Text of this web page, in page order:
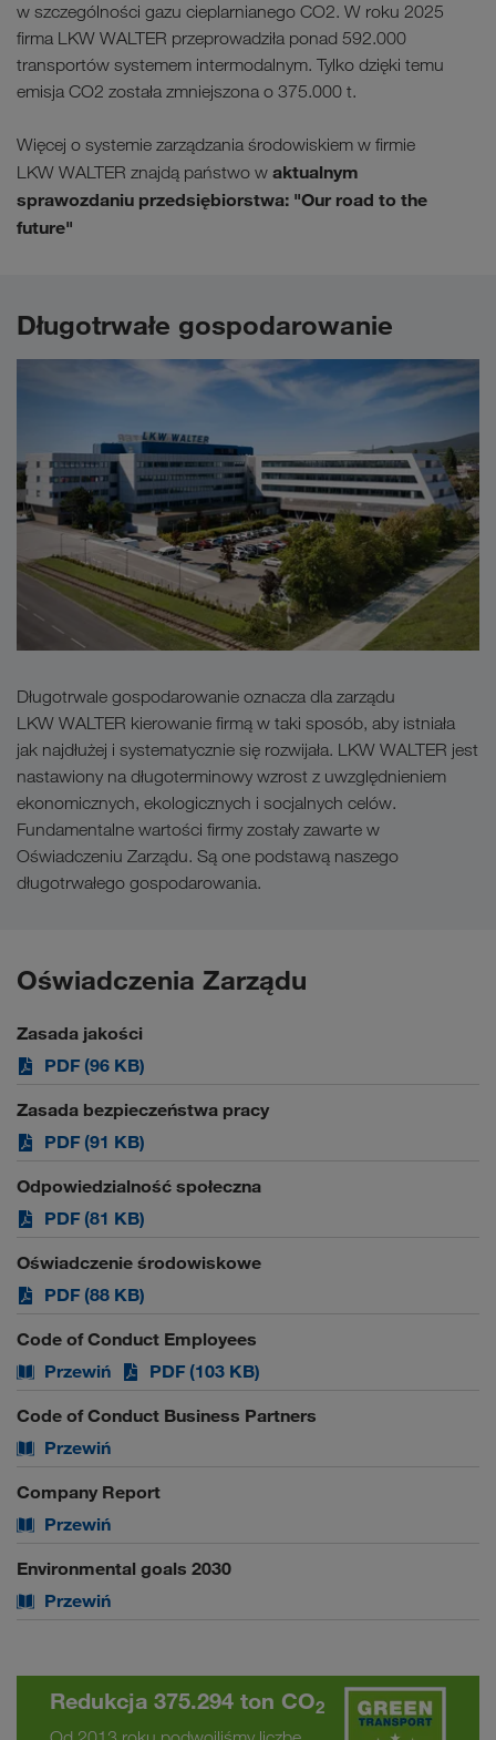
w szczególności gazu cieplarnianego CO2. W roku 2025
firma LKW WALTER przeprowadziła ponad 592.000
transportów systemem intermodalnym. Tylko dzięki temu
emisja CO2 została zmniejszona o 375.000 t.
Więcej o systemie zarządzania środowiskiem w firmie
LKW WALTER znajdą państwo w aktualnym
sprawozdaniu przedsiębiorstwa: "Our road to the
future"
Długotrwałe gospodarowanie
Długotrwale gospodarowanie oznacza dla zarządu
LKW WALTER kierowanie firmą w taki sposób, aby istniała
jak najdłużej i systematycznie się rozwijała. LKW WALTER jest
nastawiony na długoterminowy wzrost z uwzględnieniem
ekonomicznych, ekologicznych i socjalnych celów.
Fundamentalne wartości firmy zostały zawarte w
Oświadczeniu Zarządu. Są one podstawą naszego
długotrwałego gospodarowania.
Oświadczenia Zarządu
Zasada jakości
PDF (96 KB)
Zasada bezpieczeństwa pracy
PDF (91 KB)
Odpowiedzialność społeczna
PDF (81 KB)
Oświadczenie środowiskowe
PDF (88 KB)
Code of Conduct Employees
Przewiń
PDF (103 KB)
Code of Conduct Business Partners
Przewiń
Company Report
Przewiń
Environmental goals 2030
Przewiń
Redukcja 375.294 ton CO2